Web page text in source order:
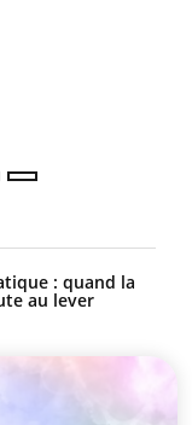
: quand la
au lever
des